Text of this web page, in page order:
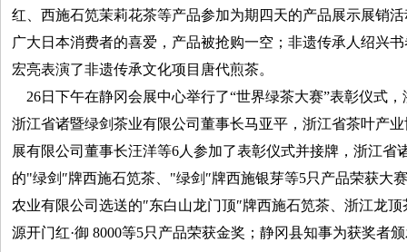
红、西施石笕茉莉花茶等产品参加为期四天的产品展示展销
广大日本消费者的喜爱，产品被抢购一空；非遗传承人绍兴
宏亮表演了非遗传承文化项目唐代煎茶。
26日下午在静冈会展中心举行了“世界绿茶大赛”表彰仪式
浙江省诸暨绿剑茶业有限公司董事长马亚平，浙江省茶叶产
展有限公司董事长汪洋等6人参加了表彰仪式并接牌，浙江省
的"绿剑″牌西施石笕茶、"绿剑″牌西施银芽等5只产品荣获
农业有限公司选送的″东白山龙门顶″牌西施石笕茶、浙江龙
源开门红·御 8000等5只产品荣获金奖；静冈县知事为获奖者